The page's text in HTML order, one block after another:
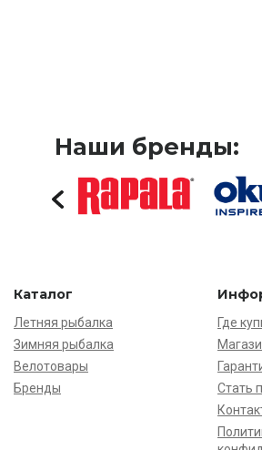
Наши бренды:
Каталог
Летняя рыбалка
Зимняя рыбалка
Велотовары
Бренды
Где
Стать